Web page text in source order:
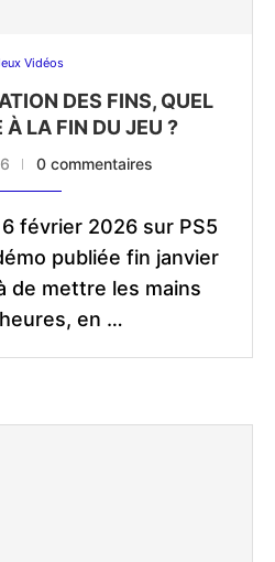
Vidéos
DES FINS, QUEL
À LA FIN DU JEU ?
0 commentaires
février 2026 sur PS5
publiée fin janvier
de mettre les mains
en …